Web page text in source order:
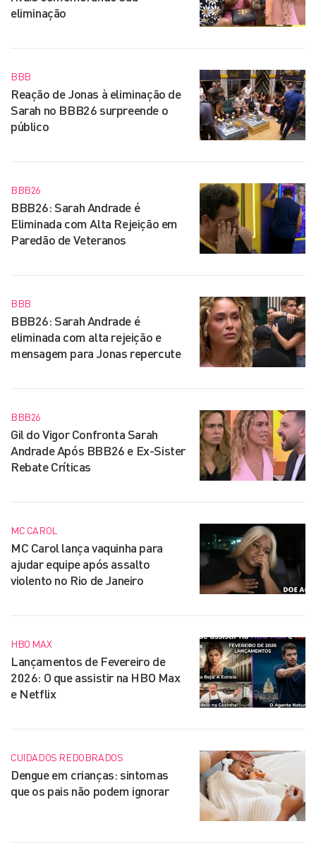
eliminação
BBB
Reação de Jonas à eliminação de
Sarah no BBB26 surpreende o
público
BBB26
BBB26: Sarah Andrade é
Eliminada com Alta Rejeição em
Paredão de Veteranos
BBB
BBB26: Sarah Andrade é
eliminada com alta rejeição e
mensagem para Jonas repercute
BBB26
Gil do Vigor Confronta Sarah
Andrade Após BBB26 e Ex-Sister
Rebate Críticas
MC CAROL
MC Carol lança vaquinha para
ajudar equipe após assalto
violento no Rio de Janeiro
HBO MAX
Lançamentos de Fevereiro de
2026: O que assistir na HBO Max
e Netflix
CUIDADOS REDOBRADOS
Dengue em crianças: sintomas
que os pais não podem ignorar